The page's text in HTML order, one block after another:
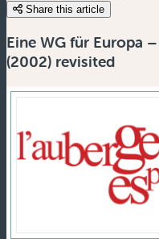
Share this article
Eine WG für Europa
(2002) revisited